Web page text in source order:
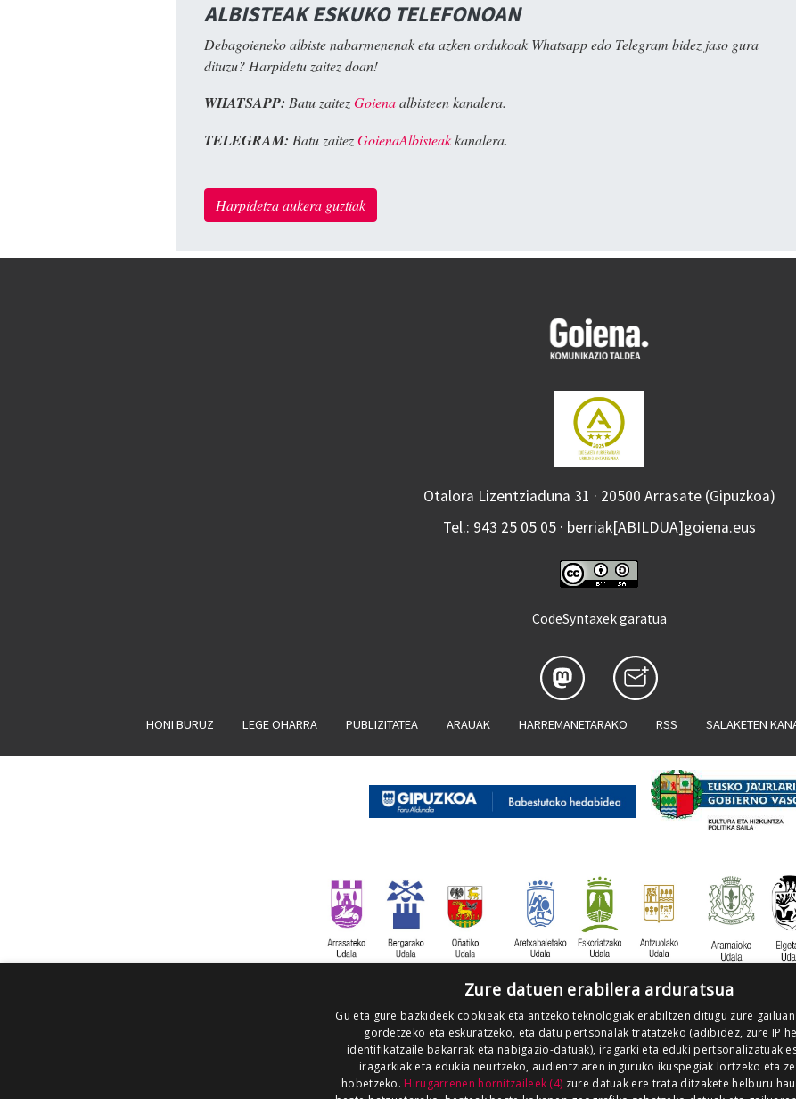
ALBISTEAK ESKUKO TELEFONOAN
Debagoieneko albiste nabarmenenak eta azken ordukoak Whatsapp edo Telegram bidez jaso gura
dituzu? Harpidetu zaitez doan!
WHATSAPP: Batu zaitezGoienaalbisteen kanalera.
TELEGRAM: Batu zaitezGoienaAlbisteakkanalera.
Harpidetza aukera guztiak
Otalora Lizentziaduna 31 · 20500 Arrasate (Gipuzkoa)
Tel.: 943 25 05 05 · berriak[ABILDUA]goiena.eus
CodeSyntaxek garatua
HONI BURUZ LEGE OHARRA PUBLIZITATEA ARAUAK HARREMANETARAKO RSS SALAKETEN
Zure datuen erabilera arduratsua
Gu eta gure bazkideek cookieak eta antzeko teknologiak erabiltzen ditugu zure
gordetzeko eta eskuratzeko, eta datu pertsonalak tratatzeko (adibidez, zure IP
identifikatzaile bakarrak eta nabigazio-datuak), iragarki eta eduki pertsonalizatuak
iragarkiak eta edukia neurtzeko, audientziaren inguruko ikuspegiak lortzeko eta
hobetzeko. Hirugarrenen hornitzaileek (4) zure datuak ere trata ditzakete helburu